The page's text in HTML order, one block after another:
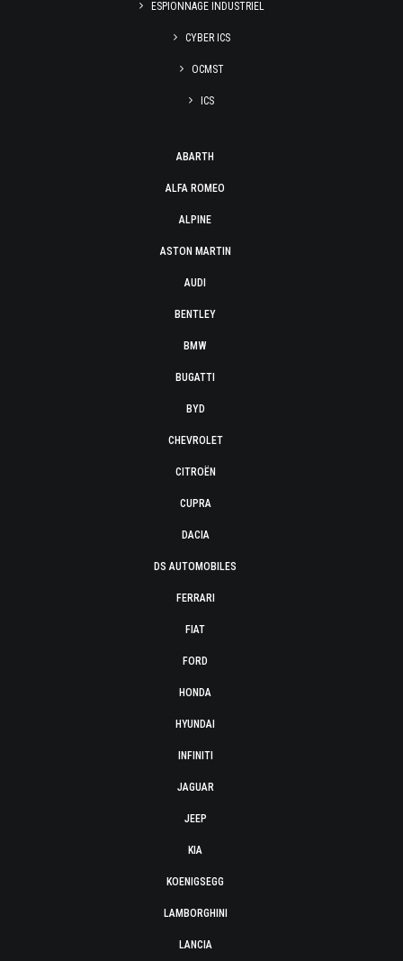
ESPIONNAGE INDUSTRIEL
CYBER ICS
OCMST
ICS
ABARTH
ALFA ROMEO
ALPINE
ASTON MARTIN
AUDI
BENTLEY
BMW
BUGATTI
BYD
CHEVROLET
CITROËN
CUPRA
DACIA
DS AUTOMOBILES
FERRARI
FIAT
FORD
HONDA
HYUNDAI
INFINITI
JAGUAR
JEEP
KIA
KOENIGSEGG
LAMBORGHINI
LANCIA